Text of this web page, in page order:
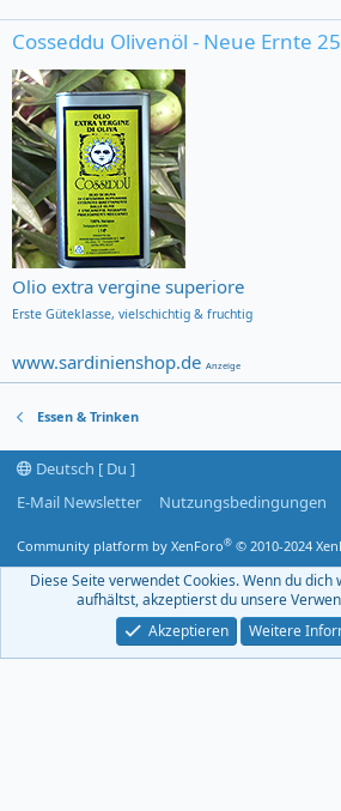
Cosseddu Olivenöl - Neue Ernte
Olio extra vergine superiore
Erste Güteklasse, vielschichtig & fruchtig
www.sardinienshop.de Anzeige
Essen & Trinken
Deutsch [ Du ]
E-Mail Newsletter
Nutzungsbedingungen
Community platform by XenForo® © 2010-2024
Diese Seite verwendet Cookies. Wenn du
aufhältst, akzeptierst du unsere
Akzeptieren
Weitere